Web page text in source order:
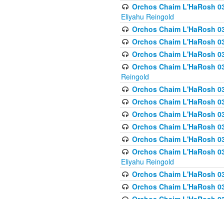
Orchos Chaim L'HaRosh
Eliyahu Reingold
Orchos Chaim L'HaRosh
Orchos Chaim L'HaRosh
Orchos Chaim L'HaRosh
Orchos Chaim L'HaRosh
Reingold
Orchos Chaim L'HaRosh
Orchos Chaim L'HaRosh
Orchos Chaim L'HaRosh
Orchos Chaim L'HaRosh
Orchos Chaim L'HaRosh
Orchos Chaim L'HaRosh
Eliyahu Reingold
Orchos Chaim L'HaRosh
Orchos Chaim L'HaRosh